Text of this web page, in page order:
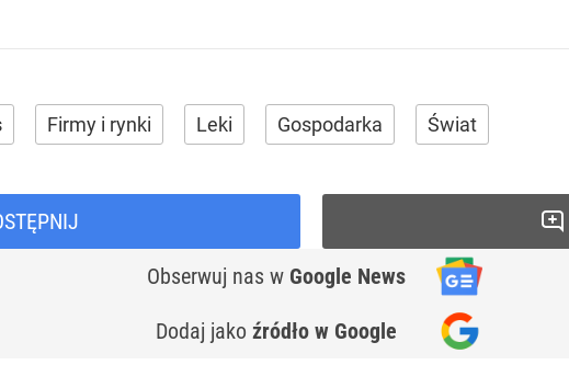
Firmy i rynki Leki Gospodarka Świat
Obserwuj nas w Google News
Dodaj jako źródło w Google